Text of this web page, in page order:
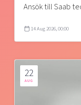
Ansök till Saab
14 Aug 2026, 00:00
22
AUG